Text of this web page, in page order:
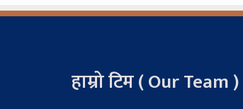
हाम्रो टिम ( Our Team )